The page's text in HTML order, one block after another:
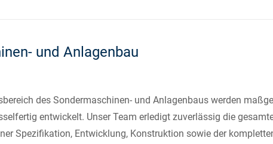
und Anlagenbau
des Sondermaschinen- und Anlagenbaus werden
entwickelt. Unser Team erledigt zuverlässig die
Spezifikation, Entwicklung, Konstruktion sowie der